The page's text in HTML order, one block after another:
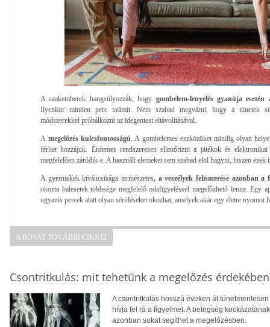
A szakemberek hangsúlyozzák, hogy gombelem-lenyelés gyanúja
Ilyenkor minden perc számít. Nem szabad megvárni, hogy a tünetek
módszerekkel próbálkozni az idegentest eltávolításával.
A megelőzés kulcsfontosságú . A gombelemes eszközöket mindig olyan
férhet hozzájuk. Érdemes rendszeresen ellenőrizni a játékok és
megfelelően záródik-e. A használt elemeket sem szabad elöl hagyni, hiszen ezek
A gyermekek kíváncsisága természetes, a veszélyek felismerése azonban a
okozta balesetek többsége megfelelő odafigyeléssel megelőzhető lenne. Egy
ugyanis percek alatt olyan sérüléseket okozhat, amelyek akár egy életre nyomot
A ROVAT TOVÁBBI CIKKEI
Csontritkulás: mit tehetünk a megelőzés
A csontritkulás hosszú éveken át
hívja fel rá a figyelmet. A betegség
azonban sokat segíthet a megelőzésben.